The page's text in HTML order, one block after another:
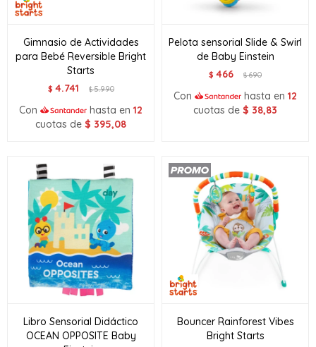
Gimnasio de Actividades
para Bebé Reversible Bright
Starts
$ 4.741 $5.990
Con hasta en 12
cuotas de $ 395,08
Pelota sensorial Slide & Swirl
de Baby Einstein
$ 466 $690
Con hasta en 12
cuotas de $ 38,83
Libro Sensorial Didáctico
OCEAN OPPOSITE Baby
Bouncer Rainforest Vibes
Bright Starts